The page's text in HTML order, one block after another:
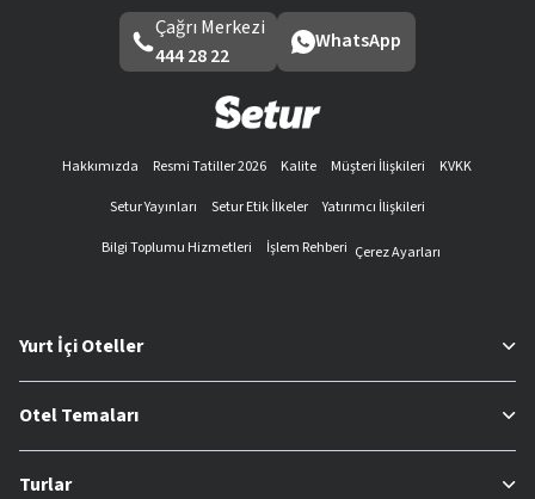
Çağrı Merkezi
444 28 22
WhatsApp
Hakkımızda Resmi Tatiller 2026 Kalite Müşteri İlişkileri
KVKK
Setur Yayınları
Setur Etik İlkeler
Yatırımcı İlişkileri
Bilgi Toplumu Hizmetleri
İşlem Rehberi Çerez Ayarları
Yurt İçi Oteller
Otel Temaları
Turlar